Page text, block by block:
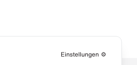
Einstellungen ⚙️